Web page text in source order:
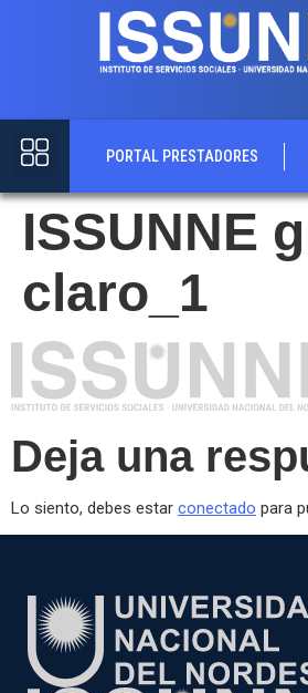
PORTAL PRESTADORES
ISSUNNE
claro_1
Deja una
Lo siento, debes estar conectado para